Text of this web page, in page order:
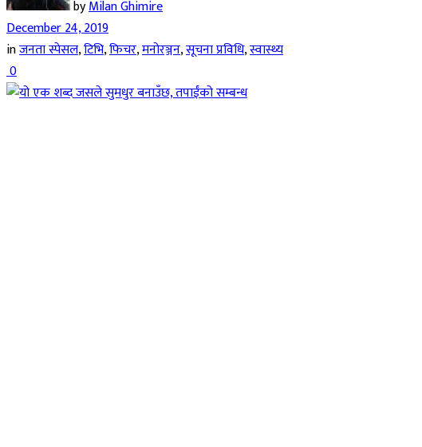
byMilan Ghimire
December 24, 2019
inजनता स्पेसल,टिभि,फिचर,मनोरञ्जन,सूचना प्रविधि,स्वास्थ्य
0